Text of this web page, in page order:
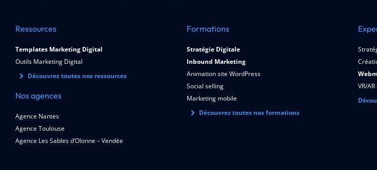
Ressources
Templates Marketing Digital
Outils Marketing Digital
Découvrez toutes nos ressources
Nos agences
Agence Nantes
Agence Toulouse
Agence Les Sables d’Olonne – Vendée
Formations
Stratégie Digitale
Inbound Marketing
Animation site WordPress
Social selling
Marketing mobile
Découvrez toutes nos formations
VR/